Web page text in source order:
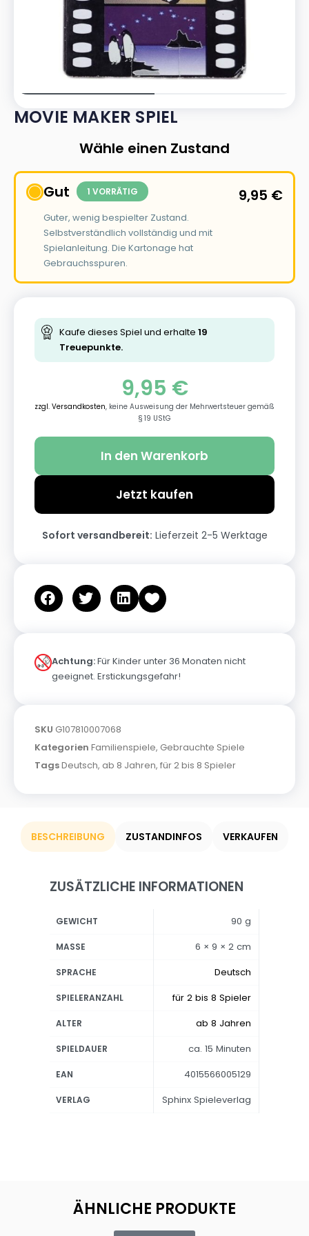
MOVIE MAKER SPIEL
Wähle einen Zustand
Gut 1 VORRÄTIG
Guter, wenig bespielter Zustand.
Selbstverständlich vollständig und mit
Spielanleitung. Die Kartonage hat
Gebrauchsspuren.
9,95 €
Kaufe dieses Spiel und erhalte 19
Treuepunkte.
9,95 €
zzgl. Versandkosten, keine Ausweisung der Mehrwertsteuer gemäß
§ 19 UStG
In den Warenkorb
Jetzt kaufen
Sofort versandbereit: Lieferzeit 2-5 Werktage
Achtung:Für Kinder unter 36 Monaten nicht
geeignet. Erstickungsgefahr!
SKU G107810007068
Kategorien Familienspiele, Gebrauchte Spiele
TagsDeutsch, ab 8 Jahren, für 2 bis 8 Spieler
BESCHREIBUNG ZUSTANDINFOS VERKAUFEN
ZUSÄTZLICHE INFORMATIONEN
GEWICHT 90 g
MASSE 6 × 9 × 2 cm
SPRACHE Deutsch
SPIELERANZAHL für 2 bis 8 Spieler
ALTER ab 8 Jahren
SPIELDAUER ca. 15 Minuten
EAN 4015566005129
VERLAG Sphinx Spieleverlag
ÄHNLICHE PRODUKTE